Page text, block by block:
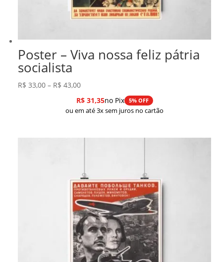
Poster – Viva nossa feliz pátria
socialista
R$ 33,00 – R$ 43,00Faixa
de
preço:
através
R$31,35no Pix 5% OFF
ou em até 3x sem juros no cartão